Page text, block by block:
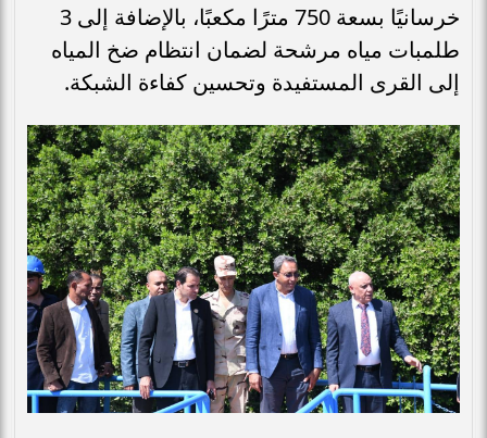
خرسانيًا بسعة 750 مترًا مكعبًا، بالإضافة إلى 3
طلمبات مياه مرشحة لضمان انتظام ضخ المياه
إلى القرى المستفيدة وتحسين كفاءة الشبكة.